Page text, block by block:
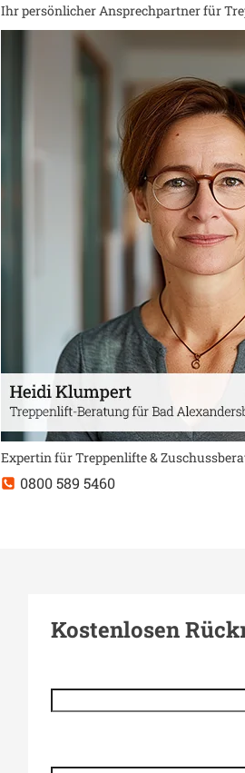
Ihr persönlicher Ansprechpartner für
Expertin für Treppenlifte &
0800 589 5460
Kostenlosen